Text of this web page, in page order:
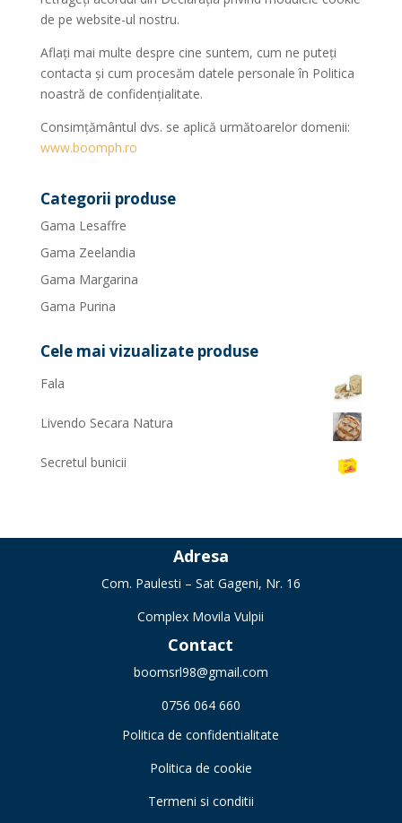
de pe website-ul nostru.
Aflați mai multe despre cine suntem, cum ne puteți
contacta și cum procesăm datele personale în Politica
noastră de confidențialitate.
Consimţământul dvs. se aplică următoarelor domenii:
www.boomph.ro
Categorii produse
Gama Lesaffre
Gama Zeelandia
Gama Margarina
Gama Purina
Cele mai vizualizate produse
Fala
Livendo Secara Natura
Secretul bunicii
Adresa
Com. Paulesti – Sat Gageni, Nr. 16
Complex Movila Vulpii
Contact
boomsrl98@gmail.com
0756 064 660
Politica de confidentialitate
Politica de cookie
Termeni si conditii